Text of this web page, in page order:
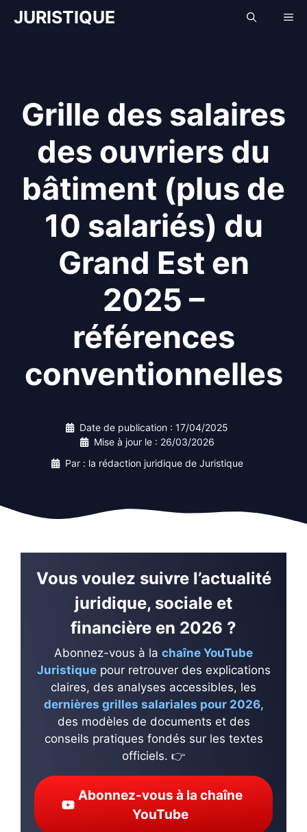
AllerJURISTIQUE
Grille des salaires
des ouvriers du
bâtiment (plus de
10 salariés) du
Grand Est en
2025 –
références
conventionnelles
Date de publication : 17/04/2025
Mise à jour le : 26/03/2026
Par : la rédaction juridique de Juristique
Vous voulez suivre l’actualité
juridique, sociale et
financière en 2026 ?
Abonnez-vous à la chaîne YouTube
Juristiquepour retrouver des explications
claires, des analyses accessibles, les
dernières grilles salariales pour 2026,
des modèles de documents et des
conseils pratiques fondés sur les textes
officiels. 👉
Abonnez-vous à la chaîne
YouTube